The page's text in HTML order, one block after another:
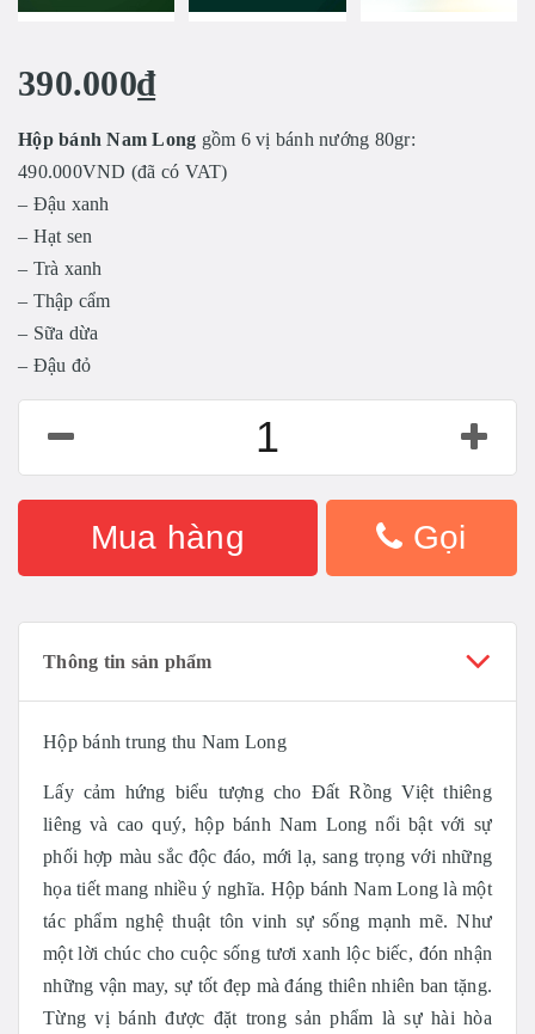
390.000₫
Hộp bánh Nam Long gồm 6 vị bánh nướng 80gr:
490.000VND (đã có VAT)
– Đậu xanh
– Hạt sen
– Trà xanh
– Thập cẩm
– Sữa dừa
– Đậu đỏ
Mua hàng Gọi
Thông tin sản phẩm
Hộp bánh trung thu Nam Long
Lấy cảm hứng biểu tượng cho Đất Rồng Việt thiêng
liêng và cao quý, hộp bánh Nam Long nổi bật với sự
phối hợp màu sắc độc đáo, mới lạ, sang trọng với những
họa tiết mang nhiều ý nghĩa. Hộp bánh Nam Long là một
tác phẩm nghệ thuật tôn vinh sự sống mạnh mẽ. Như
một lời chúc cho cuộc sống tươi xanh lộc biếc, đón nhận
những vận may, sự tốt đẹp mà đáng thiên nhiên ban tặng.
Từng vị bánh được đặt trong sản phẩm là sự hài hòa